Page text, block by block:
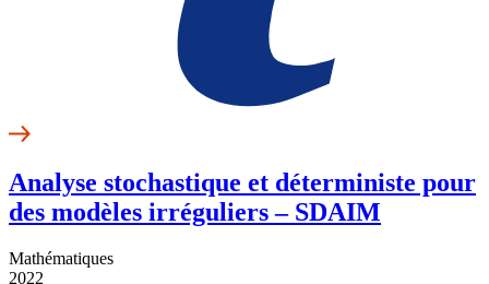
Analyse stochastique et déterministe pour
des modèles irréguliers – SDAIM
Mathématiques
2022